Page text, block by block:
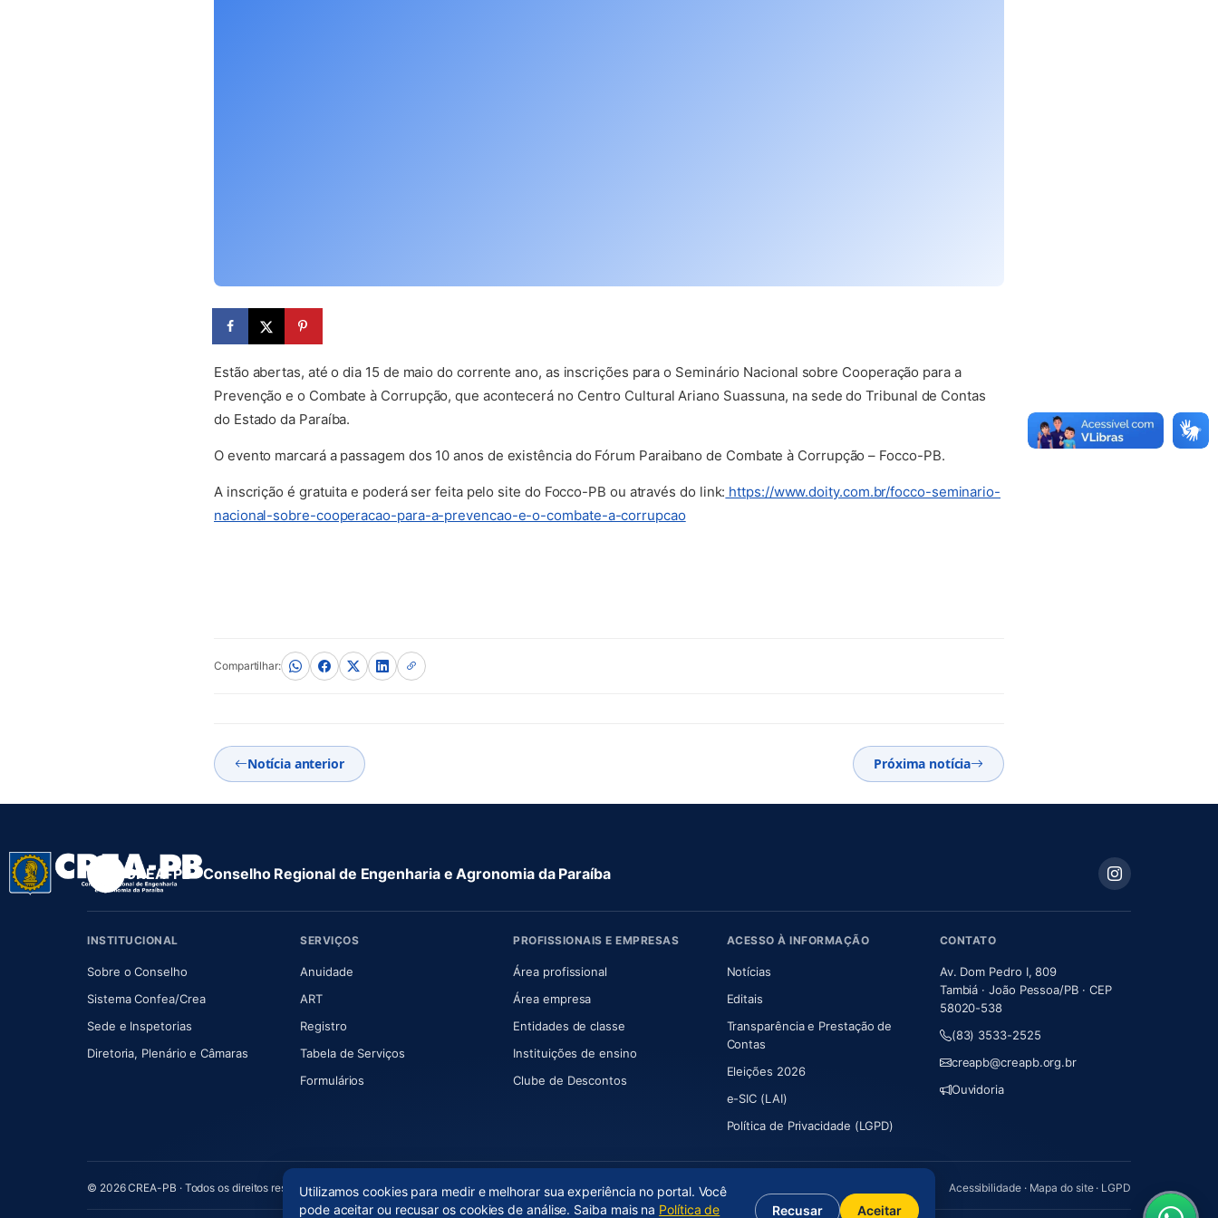
Estão abertas, até o dia 15 de maio do corrente ano, as inscrições para o Seminário Nacional sobre Cooperação para a
Prevenção e o Combate à Corrupção, que acontecerá no Centro Cultural Ariano Suassuna, na sede do Tribunal de Contas
do Estado da Paraíba.
O evento marcará a passagem dos 10 anos de existência do Fórum Paraibano de Combate à Corrupção – Focco-PB.
A inscrição é gratuita e poderá ser feita pelo site do Focco-PB ou através do link: https://www.doity.com.br/focco-seminario-
nacional-sobre-cooperacao-para-a-prevencao-e-o-combate-a-corrupcao
Compartilhar:
Notícia anterior Próxima notícia
CREA-PB · Conselho Regional de Engenharia e Agronomia da Paraíba
INSTITUCIONAL
Sobre o Conselho(abre em nova aba)
Sistema Confea/Crea(abre em nova aba)
Sede e Inspetorias
Diretoria, Plenário e Câmaras(abre em nova aba)
SERVIÇOS
Anuidade(abre em nova aba)
ART(abre em nova aba)
Registro
Tabela de Serviços
Formulários
PROFISSIONAIS E EMPRESAS
Área profissional
Área empresa
Entidades de classe
Instituições de ensino
Clube de Descontos
ACESSO À INFORMAÇÃO
Notícias
Editais
Transparência e Prestação de
Contas
Eleições 2026
e-SIC (LAI)
Política de Privacidade (LGPD)
CONTATO
Av. Dom Pedro I, 809
Tambiá · João Pessoa/PB · CEP
58020-538
(83) 3533-2525
creapb@creapb.org.br
Ouvidoria
© 2026 CREA-PB · Todos os direitos reservados Acessibilidade· Mapa do site· LGPD
Utilizamos cookies para medir e melhorar sua experiência no portal. Você
pode aceitar ou recusar os cookies de análise. Saiba mais na Política de Recusar Aceitar